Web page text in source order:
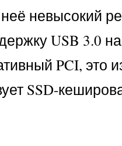
невысокий
USB 3.0
PCI, это
SSD-